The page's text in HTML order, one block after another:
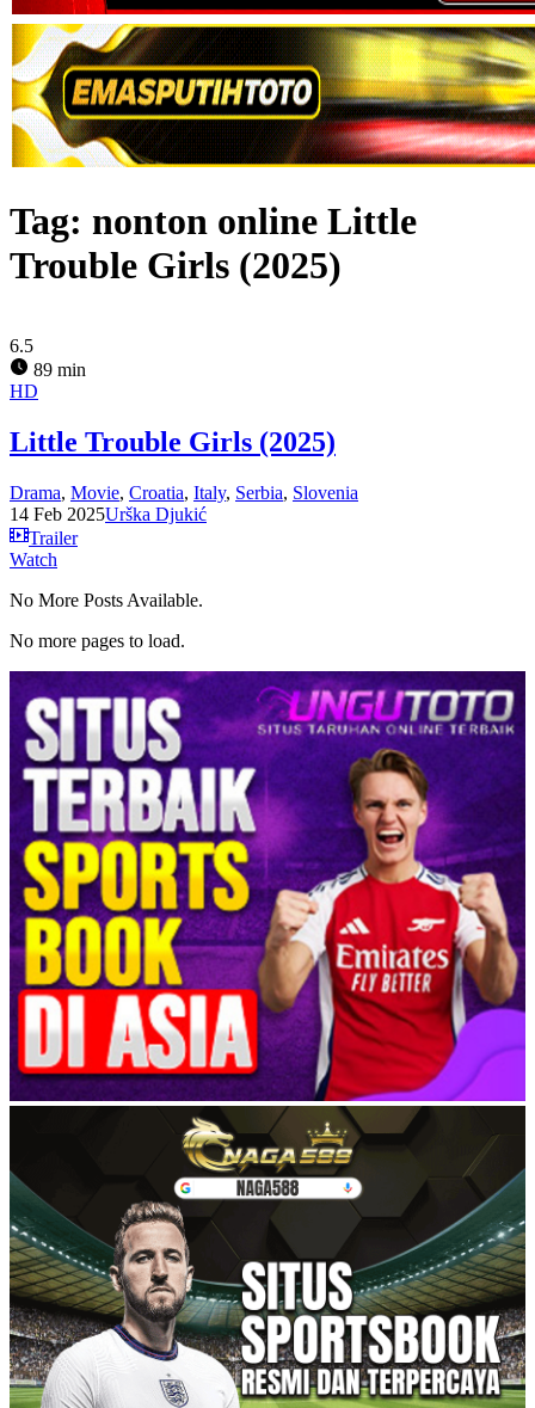
Tag: nonton online Little
Trouble Girls (2025)
6.5
89 min
HD
Little Trouble Girls (2025)
Drama, Movie, Croatia, Italy, Serbia, Slovenia
14 Feb 2025Urška Djukić
Trailer
Watch
No More Posts Available.
No more pages to load.